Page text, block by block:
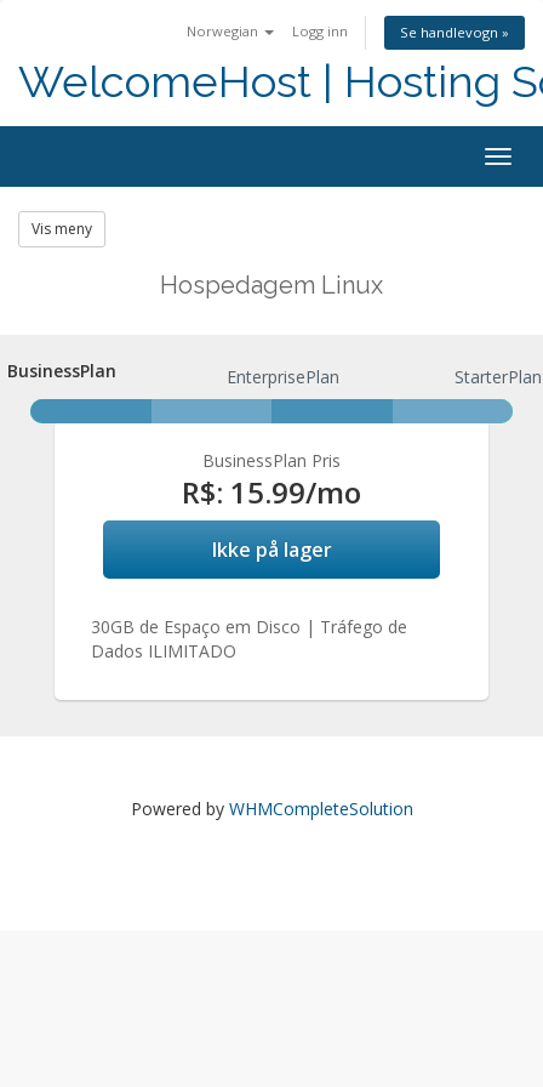
Norwegian Logg inn Se handlevogn »
WelcomeHost | Hosting
Vis meny
Hospedagem Linux
BusinessPlan
BusinessPlan EnterprisePlan StarterPlan
BusinessPlan Pris
R$: 15.99/mo
Ikke på lager
30GB de Espaço em Disco | Tráfego de
Dados ILIMITADO
Powered by WHMCompleteSolution